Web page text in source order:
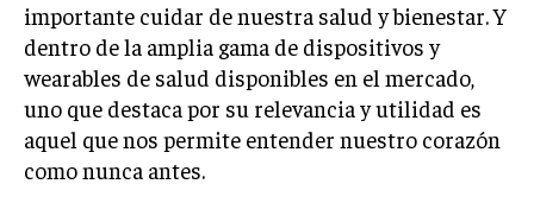
importante cuidar de nuestra salud y bienestar. Y
dentro de la amplia gama de dispositivos y
wearables de salud disponibles en el mercado,
uno que destaca por su relevancia y utilidad es
aquel que nos permite entender nuestro corazón
como nunca antes.